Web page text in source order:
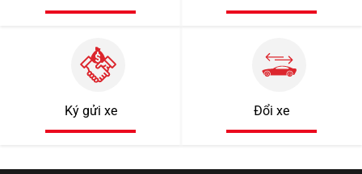
1 tỷ 920 triệu
Ký gửi xe Đổi xe